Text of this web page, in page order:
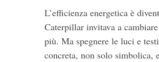
L’efficienza energetica è
Caterpillar invitava a
più. Ma spegnere le luci e
concreta, non solo simbolica,